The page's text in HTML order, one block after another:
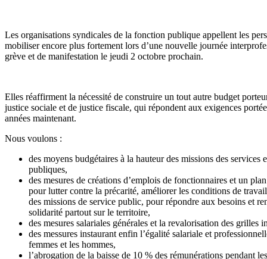
Les organisations syndicales de la fonction publique appellent les
mobiliser encore plus fortement lors d’une nouvelle journée
grève et de manifestation le jeudi 2 octobre prochain.
Elles réaffirment la nécessité de construire un tout autre budget
justice sociale et de justice fiscale, qui répondent aux exigences
années maintenant.
Nous voulons :
des moyens budgétaires à la hauteur des missions des services
publiques,
des mesures de créations d’emplois de fonctionnaires et un
pour lutter contre la précarité, améliorer les conditions de
des missions de service public, pour répondre aux besoins et
solidarité partout sur le territoire,
des mesures salariales générales et la revalorisation des grilles
des messures instaurant enfin l’égalité salariale et
femmes et les hommes,
l’abrogation de la baisse de 10 % des rémunérations pendant